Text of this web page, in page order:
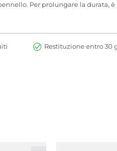
Per prolungare la durata,
Restituzione entro 30